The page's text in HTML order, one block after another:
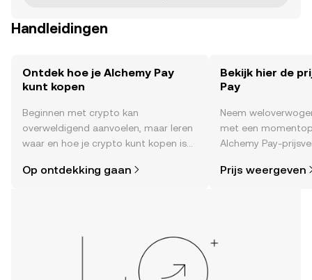
Handleidingen
Ontdek hoe je Alchemy Pay
kunt kopen
Beginnen met crypto kan
overweldigend aanvoelen, maar leren
waar en hoe je crypto kunt kopen is
reis op de mobiele app van OKX of
Op ontdekking gaan
Bekijk hier de
Pay
Neem
met een
Alchemy Pay-
community, nieuws
Prijs weergeven